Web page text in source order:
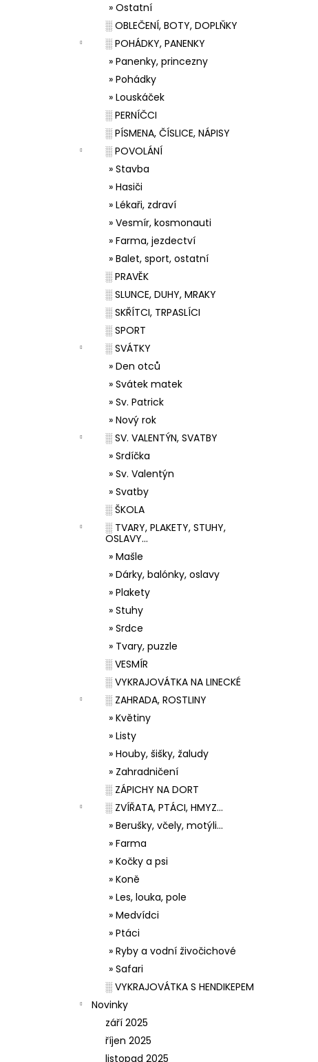
» Ostatní
░ OBLEČENÍ, BOTY, DOPLŇKY
░ POHÁDKY, PANENKY
» Panenky, princezny
» Pohádky
» Louskáček
░ PERNÍČCI
░ PÍSMENA, ČÍSLICE, NÁPISY
░ POVOLÁNÍ
» Stavba
» Hasiči
» Lékaři, zdraví
» Vesmír, kosmonauti
» Farma, jezdectví
» Balet, sport, ostatní
░ PRAVĚK
░ SLUNCE, DUHY, MRAKY
░ SKŘÍTCI, TRPASLÍCI
░ SPORT
░ SVÁTKY
» Den otců
» Svátek matek
» Sv. Patrick
» Nový rok
░ SV. VALENTÝN, SVATBY
» Srdíčka
» Sv. Valentýn
» Svatby
░ ŠKOLA
░ TVARY, PLAKETY, STUHY,
OSLAVY...
» Mašle
» Dárky, balónky, oslavy
» Plakety
» Stuhy
» Srdce
» Tvary, puzzle
░ VESMÍR
░ VYKRAJOVÁTKA NA LINECKÉ
░ ZAHRADA, ROSTLINY
» Květiny
» Listy
» Houby, šišky, žaludy
» Zahradničení
░ ZÁPICHY NA DORT
░ ZVÍŘATA, PTÁCI, HMYZ...
» Berušky, včely, motýli...
» Farma
» Kočky a psi
» Koně
» Les, louka, pole
» Medvídci
» Ptáci
» Ryby a vodní živočichové
» Safari
░ VYKRAJOVÁTKA S HENDIKEPEM
Novinky
září 2025
říjen 2025
listopad 2025